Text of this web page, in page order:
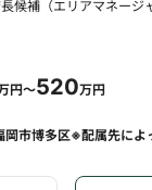
候補（エリアマネージ
円～520万円
岡市博多区※配属先によ